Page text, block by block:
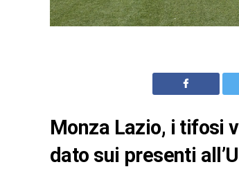
Monza Lazio, i tifosi
dato sui presenti